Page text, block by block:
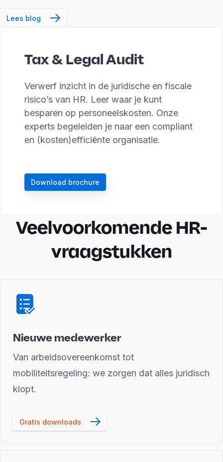
Lees blog
Tax & Legal Audit
Verwerf inzicht in de juridische en fiscale
risico’s van HR. Leer waar je kunt
besparen op personeelskosten. Onze
experts begeleiden je naar een compliant
en (kosten)efficiënte organisatie.
Download brochure
Veelvoorkomende HR-
vraagstukken
Nieuwe medewerker
Van arbeidsovereenkomst tot
mobiliteitsregeling: we zorgen dat alles juridisch
klopt.
Gratis downloads